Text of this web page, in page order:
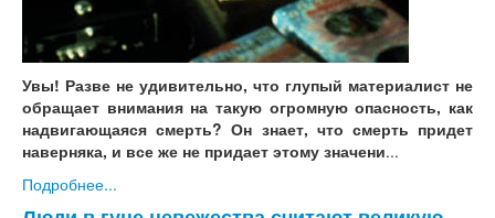
Увы! Разве не удивительно, что глупый материалист не
обращает внимания на такую огромную опасность, как
надвигающаяся смерть? Он знает, что смерть придет
наверняка, и все же не придает этому значени...
Подробнее...